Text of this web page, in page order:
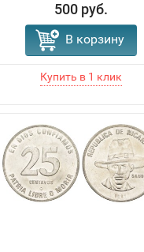
500 руб.
В корзину